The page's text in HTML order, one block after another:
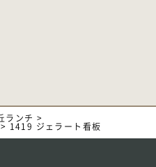
ランチ >
1419 ジェラート看板